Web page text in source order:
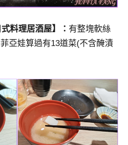
料理居酒屋】： 有整塊軟絲
亞娃算過有13道菜(不含醃漬